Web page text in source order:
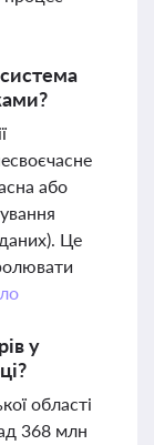
або
Це
у
області
368 млн